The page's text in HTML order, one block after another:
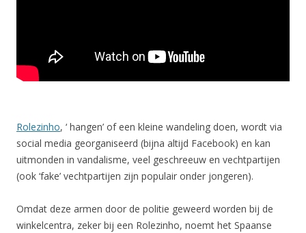
Rolezinho, ‘ hangen’ of een kleine wandeling doen, wordt via
social media georganiseerd (bijna altijd Facebook) en kan
uitmonden in vandalisme, veel geschreeuw en vechtpartijen
(ook ‘fake’ vechtpartijen zijn populair onder jongeren).
Omdat deze armen door de politie geweerd worden bij de
winkelcentra, zeker bij een Rolezinho, noemt het Spaanse